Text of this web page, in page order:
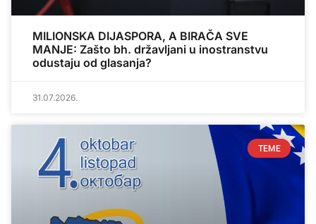
MILIONSKA DIJASPORA, A BIRAČA SVE
MANJE: Zašto bh. državljani u inostranstvu
odustaju od glasanja?
31.07.2026.
TEME